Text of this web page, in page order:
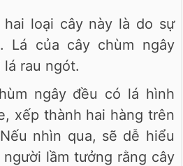
hai loại cây này là do sự
Lá của cây chùm ngây
rau ngót.
ngây đều có lá hình
xếp thành hai hàng trên
nhìn qua, sẽ dễ hiểu
lầm tưởng rằng cây